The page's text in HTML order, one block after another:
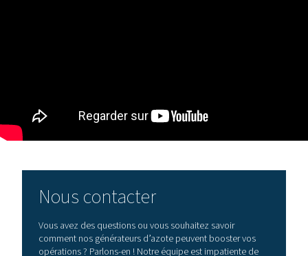
constante et une inefficacité.